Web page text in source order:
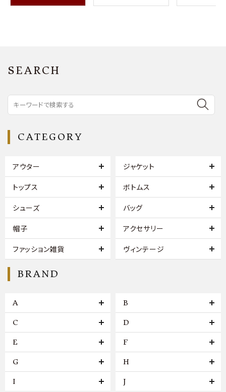
SEARCH
CATEGORY
アウター ジャケット
トップス ボトムス
シューズ バッグ
帽子 アクセサリー
ファッション雑貨 ヴィンテージ
BRAND
A B
C D
E F
G H
I J